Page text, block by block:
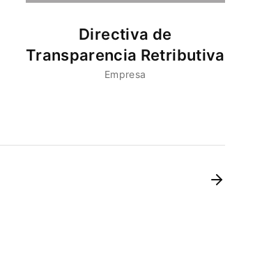
Directiva de
Transparencia Retributiva
Empresa